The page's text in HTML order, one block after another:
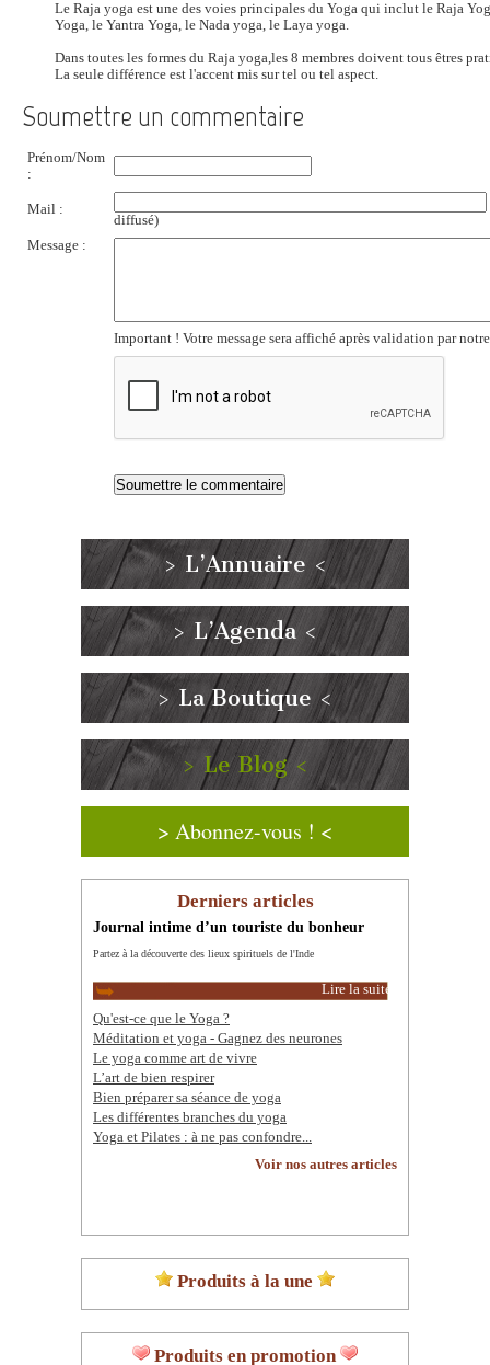
Le Raja yoga est une des voies principales du Yoga qui inclut le Raja
Yoga, le Yantra Yoga, le Nada yoga, le Laya yoga.
Dans toutes les formes du Raja yoga,les 8 membres doivent tous êtres
La seule différence est l'accent mis sur tel ou tel aspect.
Soumettre un commentaire
Prénom/Nom
:
Mail :
diffusé)
Message :
Important ! Votre message sera affiché après validation par
> L’Annuaire <
> L’Agenda <
> La Boutique <
> Le Blog <
> Abonnez-vous ! <
Derniers articles
Journal intime d’un touriste du bonheur
Partez à la découverte des lieux spirituels de l'Inde
Lire la suite
Qu'est-ce que le Yoga ?
Méditation et yoga - Gagnez des neurones
Le yoga comme art de vivre
L’art de bien respirer
Bien préparer sa séance de yoga
Les différentes branches du yoga
Yoga et Pilates : à ne pas confondre...
Voir nos autres articles
Produits à la une
Produits en promotion